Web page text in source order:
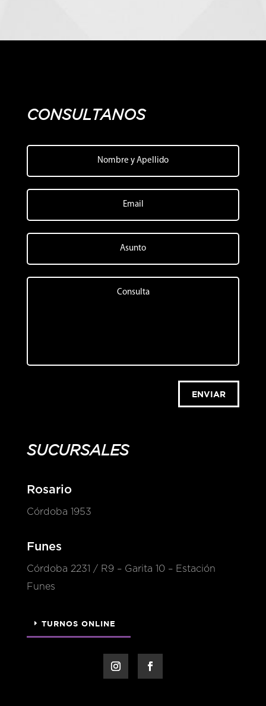
CONSULTANOS
ENVIAR
SUCURSALES
Rosario
Córdoba 1953
Funes
Córdoba 2231 / R9 – Garita 10 – Estación
Funes
TURNOS ONLINE